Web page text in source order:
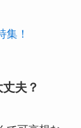
集！
夫？